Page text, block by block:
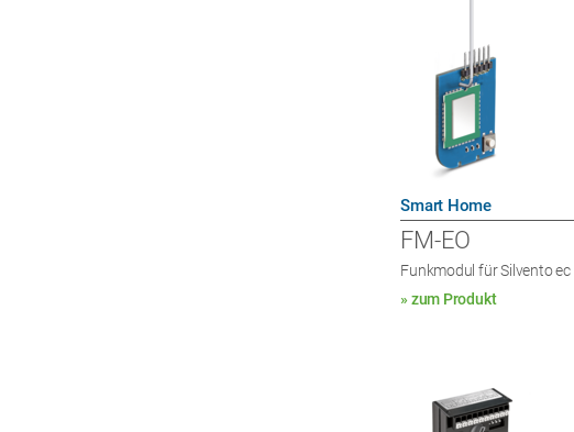
Smart Home
FM-EO
Funkmodul für Silvento
» zum Produkt